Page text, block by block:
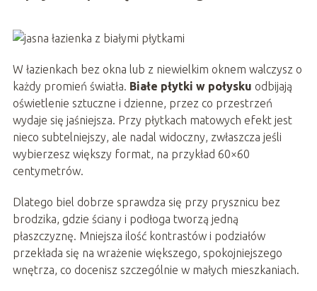
W łazienkach bez okna lub z niewielkim oknem walczysz o
każdy promień światła. Białe płytki w połysku odbijają
oświetlenie sztuczne i dzienne, przez co przestrzeń
wydaje się jaśniejsza. Przy płytkach matowych efekt jest
nieco subtelniejszy, ale nadal widoczny, zwłaszcza jeśli
wybierzesz większy format, na przykład 60×60
centymetrów.
Dlatego biel dobrze sprawdza się przy prysznicu bez
brodzika, gdzie ściany i podłoga tworzą jedną
płaszczyznę. Mniejsza ilość kontrastów i podziałów
przekłada się na wrażenie większego, spokojniejszego
wnętrza, co docenisz szczególnie w małych mieszkaniach.